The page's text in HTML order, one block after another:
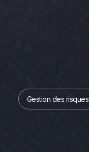
Gestion des risques